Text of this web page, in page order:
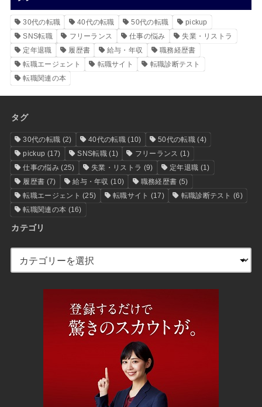
30代の転職 40代の転職 50代の転職
pickup
SNS転職
フリーランス 仕事の悩み
失業・リストラ
定年退職
履歴書 給与・年収
職務経歴書
転職エージェント
転職サイト
転職診断テスト
転職関連の本
タグ
30代の転職 (2) 40代の転職(10) 50代の転職(4)
pickup (17) SNS転職(1) フリーランス (1)
仕事の悩み(25) 失業・リストラ (9) 定年退職 (1)
履歴書 (7) 給与・年収 (10) 職務経歴書 (5)
転職エージェント (25) 転職サイト (17) 転職診断テスト (6)
転職関連の本 (16)
カテゴリ